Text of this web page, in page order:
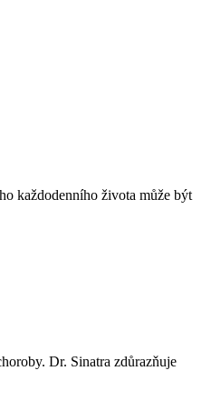
každodenního života může být
Dr. Sinatra zdůrazňuje